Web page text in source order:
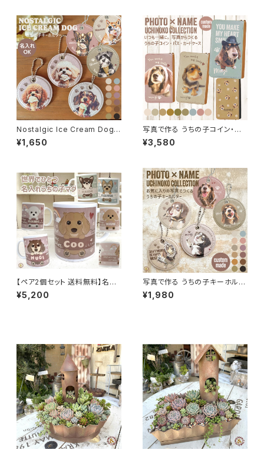
Nostalgic Ice Cream Dog
｜名入れ キーホルダー ｜うち
の子名入れ無料PUレザーキー
¥1,650
写真で作る うちの子コイン・パ
スケース・カードケース 名入れ
無料 / 写真をおしゃれにデザイ
¥3,580
【ペア2個セット 送料無料】名入
れ対応うちの子マグカップ ちょ
こっと寄せOK♪ オーダーで作
¥5,200
写真で作る うちの子キーホルダ
ー 名入れ 丸型 PUレザー 選べ
るデザイン オーダーメイド/ 世
¥1,980